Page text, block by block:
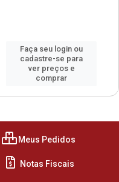
Faça seu login ou
cadastre-se para
ver preços e
comprar
Meus Pedidos
Notas Fiscais